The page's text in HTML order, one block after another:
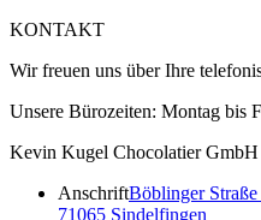
KONTAKT
Wir freuen uns über Ihre
Unsere Bürozeiten: Montag bis
Kevin Kugel Chocolatier
AnschriftBöblinger Straße
71065 Sindelfingen